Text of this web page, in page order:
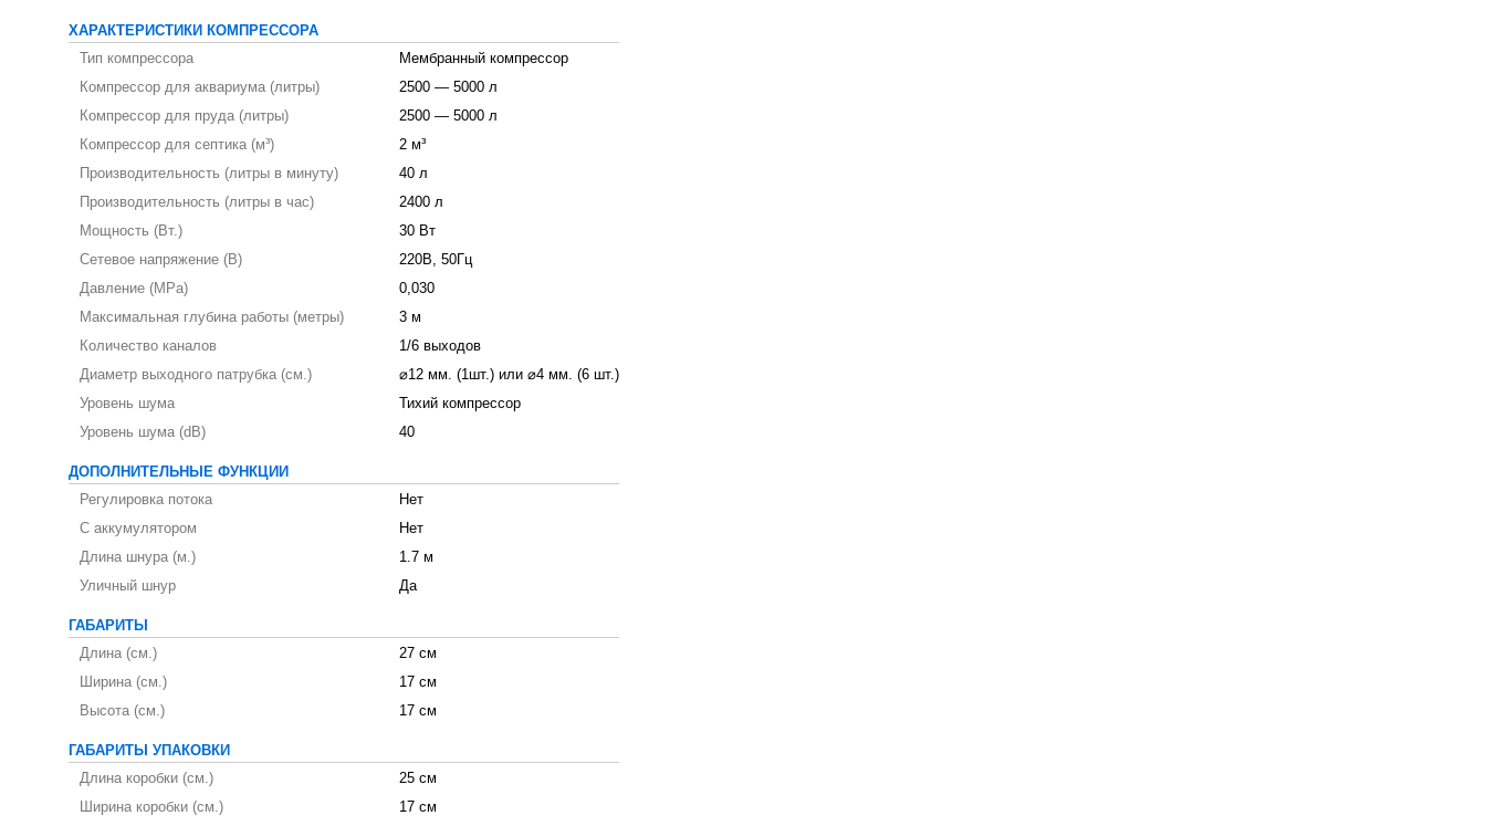
ХАРАКТЕРИСТИКИ КОМПРЕССОРА
Тип компрессора
Мембранный компрессор
Компрессор для аквариума (литры)
2500 — 5000 л
Компрессор для пруда (литры)
2500 — 5000 л
Компрессор для септика (м³)
2 м³
Производительность (литры в минуту)
40 л
Производительность (литры в час)
2400 л
Мощность (Вт.)
30 Вт
Сетевое напряжение (В)
220В, 50Гц
Давление (MPa)
0,030
Максимальная глубина работы (метры)
3 м
Количество каналов
1/6 выходов
Диаметр выходного патрубка (см.)
⌀12 мм. (1шт.) или ⌀4 мм. (6 шт.)
Уровень шума
Тихий компрессор
Уровень шума (dB)
40
ДОПОЛНИТЕЛЬНЫЕ ФУНКЦИИ
Регулировка потока
Нет
С аккумулятором
Нет
Длина шнура (м.)
1.7 м
Уличный шнур
Да
ГАБАРИТЫ
Длина (см.)
27 см
Ширина (см.)
17 см
Высота (см.)
17 см
ГАБАРИТЫ УПАКОВКИ
Длина коробки (см.)
25 см
Ширина коробки (см.)
17 см